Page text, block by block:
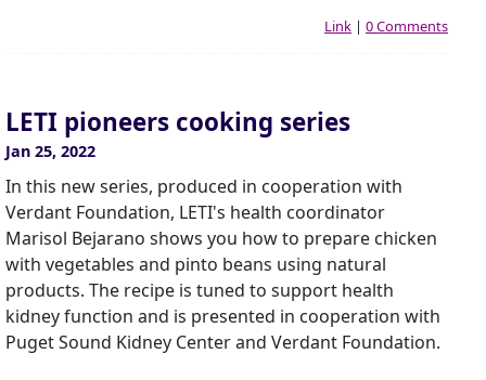
Link | 0 Comments
LETI pioneers cooking series
Jan 25, 2022
In this new series, produced in cooperation with
Verdant Foundation, LETI's health coordinator
Marisol Bejarano shows you how to prepare chicken
with vegetables and pinto beans using natural
products. The recipe is tuned to support health
kidney function and is presented in cooperation with
Puget Sound Kidney Center and Verdant Foundation.